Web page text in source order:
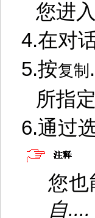
您进
4.在对
5.按复制 .
所指
6.通过
您也
自....